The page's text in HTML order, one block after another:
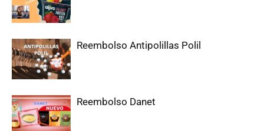
Reembolso Antipolillas Polil
Reembolso Danet